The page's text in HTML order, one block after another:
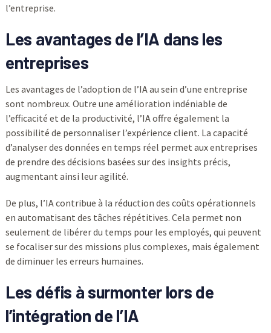
l’entreprise.
Les avantages de l’IA dans les
entreprises
Les avantages de l’adoption de l’IA au sein d’une entreprise
sont nombreux. Outre une amélioration indéniable de
l’efficacité et de la productivité, l’IA offre également la
possibilité de personnaliser l’expérience client. La capacité
d’analyser des données en temps réel permet aux entreprises
de prendre des décisions basées sur des insights précis,
augmentant ainsi leur agilité.
De plus, l’IA contribue à la réduction des coûts opérationnels
en automatisant des tâches répétitives. Cela permet non
seulement de libérer du temps pour les employés, qui peuvent
se focaliser sur des missions plus complexes, mais également
de diminuer les erreurs humaines.
Les défis à surmonter lors de
l’intégration de l’IA